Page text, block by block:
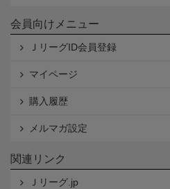
会員向けメニュー
ＪリーグID会員登録
マイページ
購入履歴
メルマガ設定
関連リンク
Ｊリーグ.jp